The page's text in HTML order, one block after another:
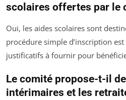
scolaires offertes par le
Oui, les aides scolaires sont
procédure simple d’inscription
justificatifs à fournir pour
Le comité propose-t-il
intérimaires et les